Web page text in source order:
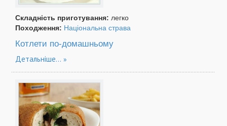
Складність приготування: легко
Походження: Національна страва
Котлети по-домашньому
Детальніше...